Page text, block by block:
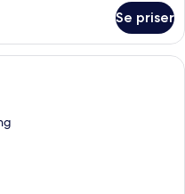
Se priser
hotelværelse med en stor seng,